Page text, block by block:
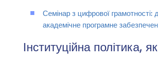
Семінар з цифрової
академічне програмне
Інституційна політика,